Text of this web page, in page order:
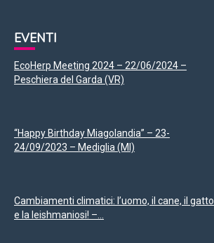
EVENTI
EcoHerp Meeting 2024 – 22/06/2024 –
Peschiera del Garda (VR)
“Happy Birthday Miagolandia” – 23-
24/09/2023 – Mediglia (MI)
Cambiamenti climatici: l’uomo, il cane, il gatto
e la leishmaniosi! –...